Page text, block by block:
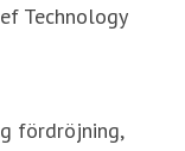
Technology
fördröjning,